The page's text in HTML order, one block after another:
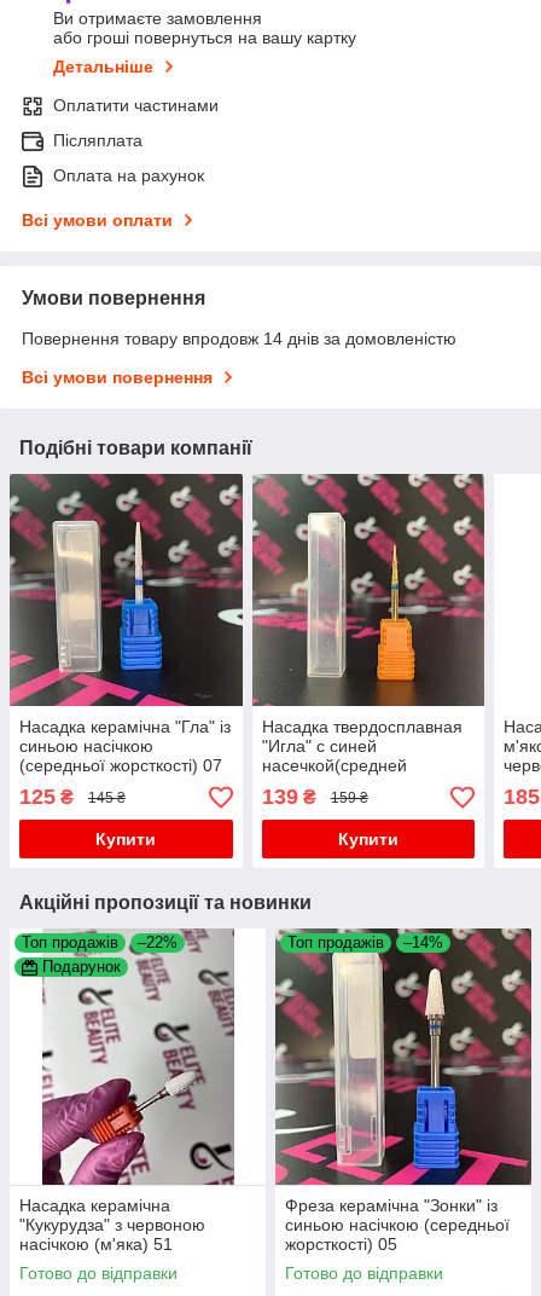
Ви отримаєте замовлення
або гроші повернуться на вашу картку
Детальніше
Оплатити частинами
Післяплата
Оплата на рахунок
Всі умови оплати
Умови повернення
Повернення товару впродовж 14 днів за домовленістю
Всі умови повернення
Подібні товари компанії
Насадка керамічна "Гла" із
синьою насічкою
(середньої жорсткості) 07
125 ₴ 145 ₴
Купити
Насадка твердосплавная
"Игла" с синей
насечкой(средней
жесткости) 02
139₴ 159 ₴
Купити
185
Акційні пропозиції та новинки
Топ продажів
–22%
Подарунок
Насадка керамічна
"Кукурудза" з червоною
насічкою (м'яка) 51
Готово до відправки
Топ продажів –14%
Фреза керамічна "Зонки" із
синьою насічкою (середньої
жорсткості) 05
Готово до відправки